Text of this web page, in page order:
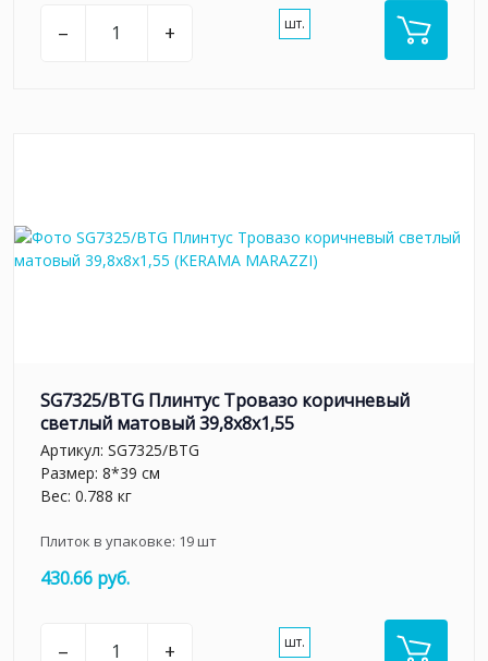
– + шт.
SG7325/BTG Плинтус Тровазо коричневый
светлый матовый 39,8x8x1,55
Артикул: SG7325/BTG
Размер: 8*39 см
Вес: 0.788 кг
Плиток в упаковке: 19шт
430.66 руб.
– + шт.